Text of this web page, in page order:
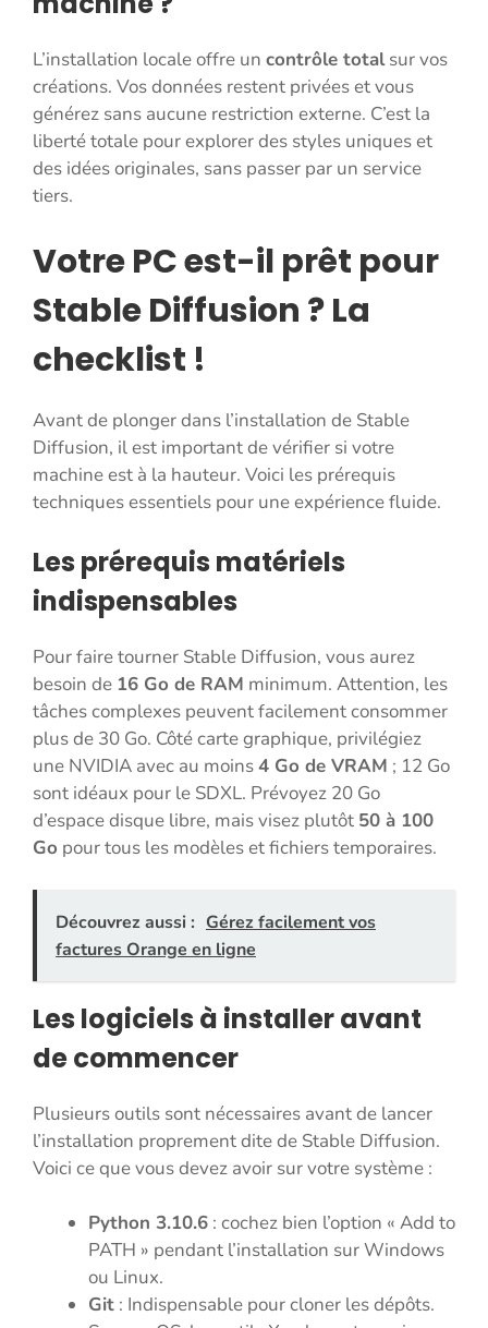
L’installation locale offre un contrôle totalsur vos
créations. Vos données restent privées et vous
générez sans aucune restriction externe. C’est la
liberté totale pour explorer des styles uniques et
des idées originales, sans passer par un service
tiers.
Votre PC est-il prêt pour
Stable Diffusion ? La
checklist !
Avant de plonger dans l’installation de Stable
Diffusion, il est important de vérifier si votre
machine est à la hauteur. Voici les prérequis
techniques essentiels pour une expérience fluide.
Les prérequis matériels
indispensables
Pour faire tourner Stable Diffusion, vous aurez
besoin de 16 Go de RAM minimum. Attention, les
tâches complexes peuvent facilement consommer
plus de 30 Go. Côté carte graphique, privilégiez
une NVIDIA avec au moins4 Go de VRAM ; 12 Go
sont idéaux pour le SDXL. Prévoyez 20 Go
d’espace disque libre, mais visez plutôt 50 à 100
Go pour tous les modèles et fichiers temporaires.
Découvrez aussi : Gérez facilement vos
factures Orange en ligne
Les logiciels à installer avant
de commencer
Plusieurs outils sont nécessaires avant de lancer
l’installation proprement dite de Stable Diffusion.
Voici ce que vous devez avoir sur votre système :
Python 3.10.6 : cochez bien l’option « Add to
PATH » pendant l’installation sur Windows
ou Linux.
Git : Indispensable pour cloner les dépôts.